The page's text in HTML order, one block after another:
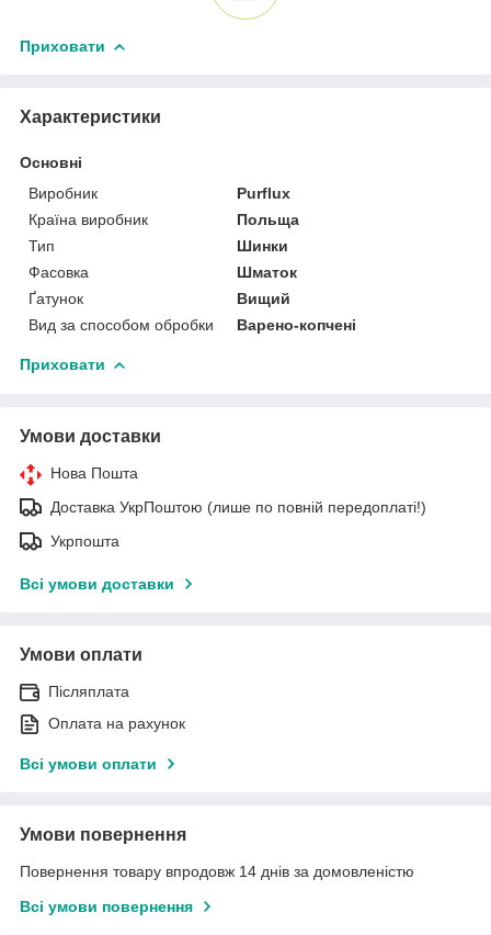
Приховати
Характеристики
Основні
Виробник
Purflux
Країна виробник
Польща
Тип
Шинки
Фасовка
Шматок
Ґатунок
Вищий
Вид за способом обробки
Варено-копчені
Приховати
Умови доставки
Нова Пошта
Доставка УкрПоштою (лише по повній передоплаті!)
Укрпошта
Всі умови доставки
Умови оплати
Післяплата
Оплата на рахунок
Всі умови оплати
Умови повернення
Повернення товару впродовж 14 днів за домовленістю
Всі умови повернення